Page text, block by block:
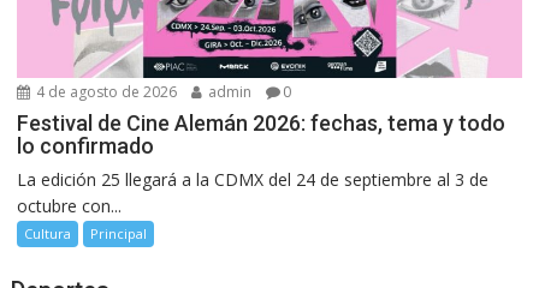
4 de agosto de 2026 admin 0
Festival de Cine Alemán 2026: fechas, tema y todo
lo confirmado
La edición 25 llegará a la CDMX del 24 de septiembre al 3 de
octubre con...
Cultura Principal